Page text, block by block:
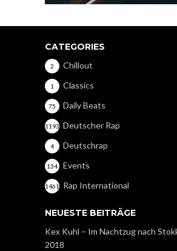
CATEGORIES
Chillout
2
Classics
1
Daily Beats
75
Deutscher Rap
1193
Deutschrap
4
Events
134
Rap International
1461
NEUESTE BEITRÄGE
Kex Kuhl – Im Nachtzug nach
2018